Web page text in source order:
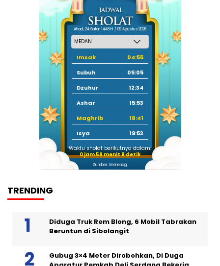
Ahad, 24 Safar 1448 H / 09 Agustus 2026
Imsak
04:55
Subuh
05:05
Dzuhur
12:34
Ashar
15:53
Maghrib
18:41
Isya
19:53
Waktu sholat berikutnya dalam:
0 jam 59 menit 8 detik
Sumber: Kemenag
TRENDING
Diduga Truk Rem Blong, 6 Mobil Tabrakan
Beruntun di Sibolangit
Gubug 3×4 Meter Dirobohkan, Di Duga